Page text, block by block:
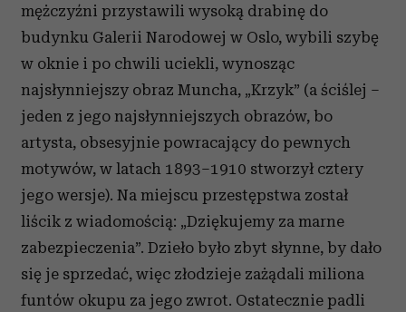
mężczyźni przystawili wysoką drabinę do
budynku Galerii Narodowej w Oslo, wybili szybę
w oknie i po chwili uciekli, wynosząc
najsłynniejszy obraz Muncha, „Krzyk” (a ściślej –
jeden z jego najsłynniejszych obrazów, bo
artysta, obsesyjnie powracający do pewnych
motywów, w latach 1893–1910 stworzył cztery
jego wersje). Na miejscu przestępstwa został
liścik z wiadomością: „Dziękujemy za marne
zabezpieczenia”. Dzieło było zbyt słynne, by dało
się je sprzedać, więc złodzieje zażądali miliona
funtów okupu za jego zwrot. Ostatecznie padli